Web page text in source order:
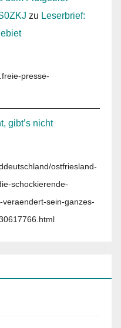
zu Leserbrief:
presse-
gibt’s nicht
ostfriesland-
schockierende-
sein-ganzes-